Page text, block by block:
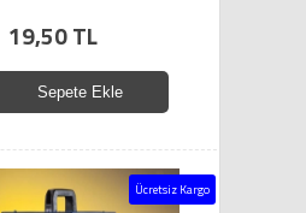
19,50 TL
Sepete Ekle
Ücretsiz Kargo